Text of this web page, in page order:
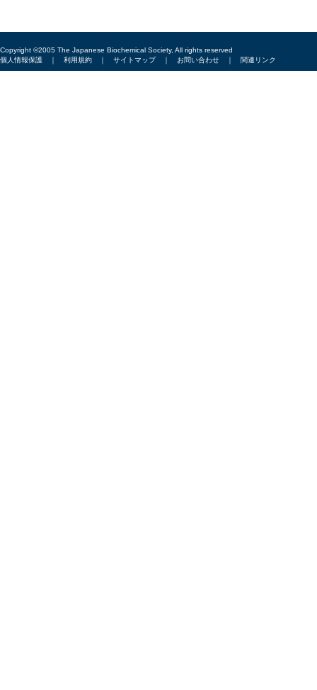
Copyright ©2005 The Japanese Biochemical Society, All rights reserved
個人情報保護 ｜ 利用規約 ｜ サイトマップ｜ お問い合わせ ｜ 関連リンク